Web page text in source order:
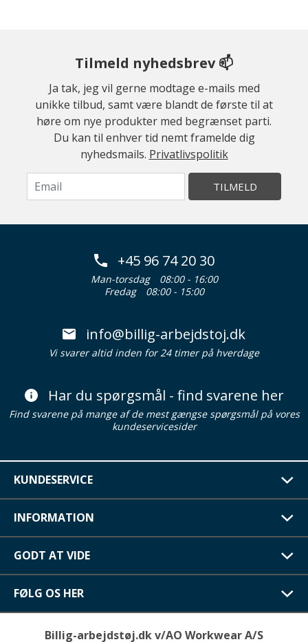
Tilmeld nyhedsbrev 📫
Ja tak, jeg vil gerne modtage e-mails med
unikke tilbud, samt være blandt de første til at
høre om nye produkter med begrænset parti.
Du kan til enhver tid nemt framelde dig
nyhedsmails. Privatlivspolitik
TILMELD
+45 96 74 20 30
Man-torsdag
08:00 - 16:00
Fredag
08:00 - 15:00
info@billig-arbejdstoj.dk
Vi svarer altid inden for 24 timer på hverdage
Har du spørgsmål - find svarene her
Find svarene på mange af de mest gængse spørgsmål på vores
kundeservicesider
KUNDESERVICE
INFORMATION
GODT AT VIDE
FØLG OS HER
Billig-arbejdstøj.dk v/AO Workwear A/S